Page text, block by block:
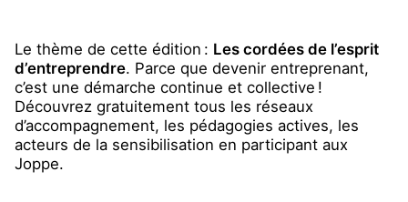
Le thème de cette édition : Les cordées de l’esprit
d’entreprendre. Parce que devenir entreprenant,
c’est une démarche continue et collective !
Découvrez gratuitement tous les réseaux
d’accompagnement, les pédagogies actives, les
acteurs de la sensibilisation en participant aux
Joppe.